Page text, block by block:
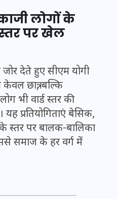
लोगों के
स्तर पर खेल
देते हुए सीएम योगी
छात्र, बल्कि
भी वार्ड स्तर की
प्रतियोगिताएं बेसिक,
स्तर पर बालक-बालिका
समाज के हर वर्ग में